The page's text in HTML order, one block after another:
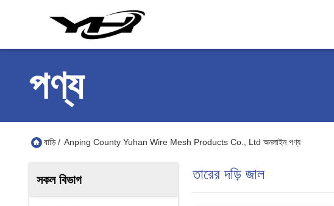
পণ্য
বাড়ি/ Anping County Yuhan Wire Mesh Products Co., Ltd অনলাইন পণ্য
সকল বিভাগ তারের দড়ি জাল